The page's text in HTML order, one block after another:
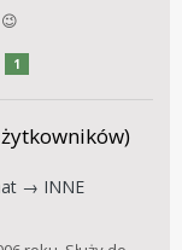
1
→ INNE